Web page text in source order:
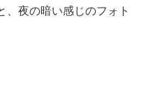
、夜の暗い感じのフォト